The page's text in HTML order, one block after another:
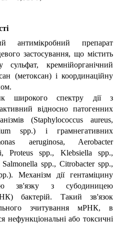
антимікробний препарат
застосування, що містить
сульфат, кремнійорганічний
(метоксан) і координаційну
широкого спектру дії з
відносно патогенних
(Staphylococcus aureus,
spp.) і грамнегативних
aeruginosa, Aerobacter
Proteus spp., Klebsiella spp.,
spp., Citrobacter spp.,
Механізм дії гентаміцину
зв'язку з субодиницею
бактерій. Такий зв'язок
зчитування мРНК, в
нефункціональні або токсичні